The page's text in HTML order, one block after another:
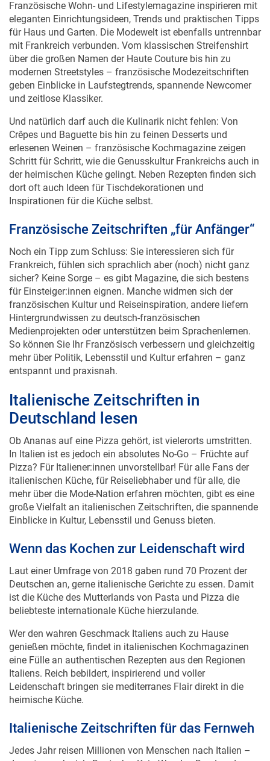
eleganten Einrichtungsideen, Trends und praktischen Tipps
für Haus und Garten. Die Modewelt ist ebenfalls untrennbar
mit Frankreich verbunden. Vom klassischen Streifenshirt
über die großen Namen der Haute Couture bis hin zu
modernen Streetstyles – französische Modezeitschriften
geben Einblicke in Laufstegtrends, spannende Newcomer
und zeitlose Klassiker.
Crêpes und Baguette bis hin zu feinen Desserts und
erlesenen Weinen – französische Kochmagazine zeigen
Schritt für Schritt, wie die Genusskultur Frankreichs auch in
der heimischen Küche gelingt. Neben Rezepten finden sich
dort oft auch Ideen für Tischdekorationen und
Inspirationen für die Küche selbst.
Noch ein Tipp zum Schluss: Sie interessieren sich für
Frankreich, fühlen sich sprachlich aber (noch) nicht ganz
sicher? Keine Sorge – es gibt Magazine, die sich bestens
für Einsteiger:innen eignen. Manche widmen sich der
französischen Kultur und Reiseinspiration, andere liefern
Hintergrundwissen zu deutsch-französischen
Medienprojekten oder unterstützen beim Sprachenlernen.
So können Sie Ihr Französisch verbessern und gleichzeitig
mehr über Politik, Lebensstil und Kultur erfahren – ganz
entspannt und praxisnah.
Deutschland lesen
In Italien ist es jedoch ein absolutes No-Go – Früchte auf
Pizza? Für Italiener:innen unvorstellbar! Für alle Fans der
italienischen Küche, für Reiseliebhaber und für alle, die
mehr über die Mode-Nation erfahren möchten, gibt es eine
große Vielfalt an italienischen Zeitschriften, die spannende
Einblicke in Kultur, Lebensstil und Genuss bieten.
Deutschen an, gerne italienische Gerichte zu essen. Damit
ist die Küche des Mutterlands von Pasta und Pizza die
beliebteste internationale Küche hierzulande.
genießen möchte, findet in italienischen Kochmagazinen
eine Fülle an authentischen Rezepten aus den Regionen
Italiens. Reich bebildert, inspirierend und voller
Leidenschaft bringen sie mediterranes Flair direkt in die
heimische Küche.
darunter auch viele Deutsche. Kein Wunder: Das Land